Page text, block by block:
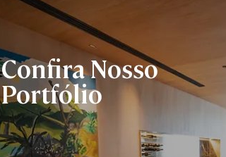
Confira Nosso
Portfólio